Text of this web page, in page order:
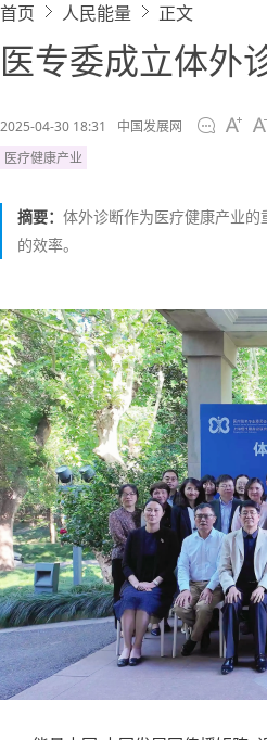
首页 人民能量 正文
医专委成立体外
2025-04-30 18:31
中国发展网
医疗健康产业
摘要： 体外诊断作为医疗健康产业
的效率。